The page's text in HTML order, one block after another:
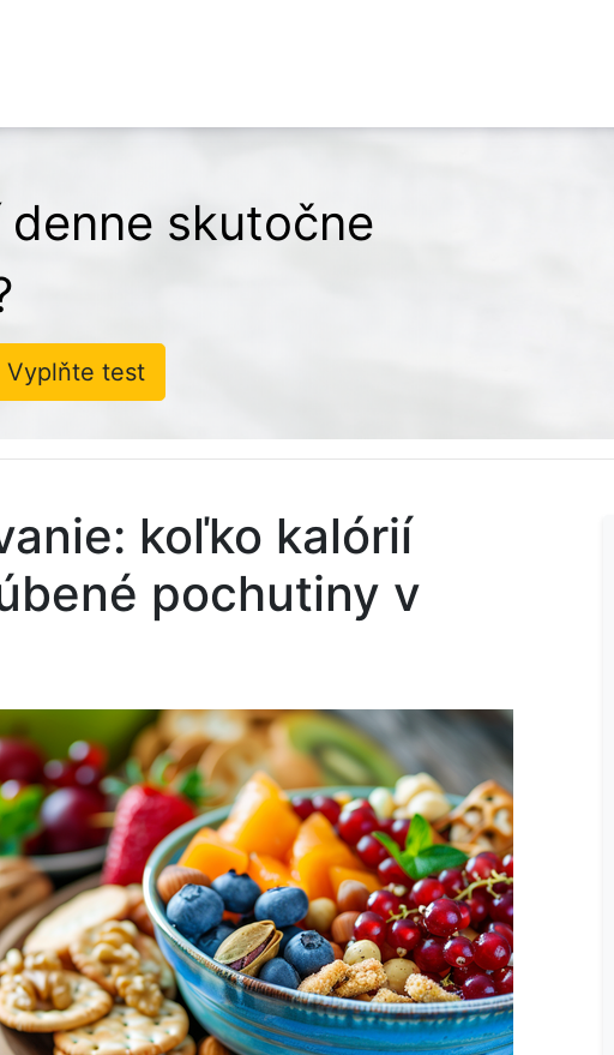
skutočne
Vyplňte test
koľko kalórií
pochutiny v